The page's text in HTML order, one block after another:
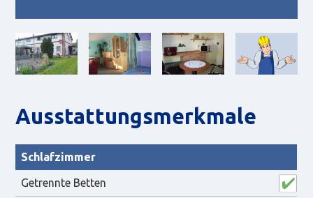
Aus­statt­ungs­merk­male
Schlafzimmer
Getrennte Betten